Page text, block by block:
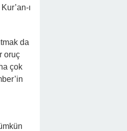
ı
da
oruç
çok